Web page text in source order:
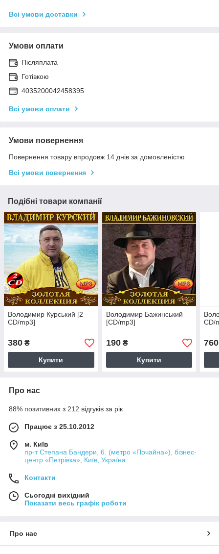
Всі умови доставки
Умови оплати
Післяплата
Готівкою
4035200042458395
Всі умови оплати
Умови повернення
Повернення товару впродовж 14 днів за домовленістю
Всі умови повернення
Подібні товари компанії
Володимир Курський [2
CD/mp3]
380 ₴
Купити
Володимир Бажинський
[CD/mp3]
190₴
Купити
CD/
760
Про нас
88% позитивних з 212 відгуків за рік
Працює з 25.10.2012
м. Київ
пр-т Степана Бандери, 6. (метро «Почайна»), бізнес-
центр «Петрівка», Київ, Україна
Контакти
Сьогодні вихідний
Показати весь графік роботи
Про нас